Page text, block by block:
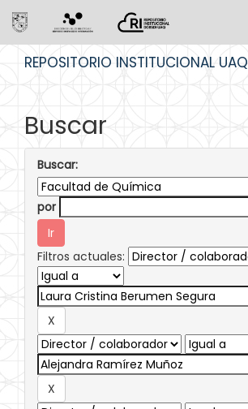
REPOSITORIO INSTITUCIONAL UAQ
Buscar
Buscar:
por
Filtros actuales: